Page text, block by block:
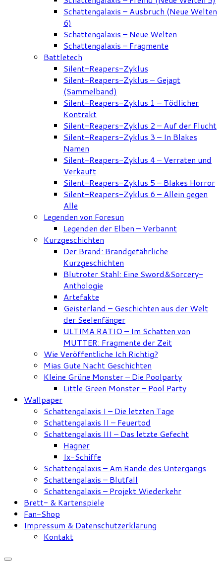
Schattengalaxis – Ausbruch (Neue Welten
6)
Schattengalaxis – Neue Welten
Schattengalaxis – Fragmente
Battletech
Silent-Reapers-Zyklus
Silent-Reapers-Zyklus – Gejagt
(Sammelband)
Silent-Reapers-Zyklus 1 – Tödlicher
Kontrakt
Silent-Reapers-Zyklus 2 – Auf der Flucht
Silent-Reapers-Zyklus 3 – In Blakes
Namen
Silent-Reapers-Zyklus 4 – Verraten und
Verkauft
Silent-Reapers-Zyklus 5 – Blakes Horror
Silent-Reapers-Zyklus 6 – Allein gegen
Alle
Legenden von Foresun
Legenden der Elben – Verbannt
Kurzgeschichten
Der Brand: Brandgefährliche
Kurzgeschichten
Blutroter Stahl: Eine Sword&Sorcery-
Anthologie
Artefakte
Geisterland – Geschichten aus der Welt
der Seelenfänger
ULTIMA RATIO – Im Schatten von
MUTTER: Fragmente der Zeit
Wie Veröffentliche Ich Richtig?
Mias Gute Nacht Geschichten
Kleine Grüne Monster – Die Poolparty
Little Green Monster – Pool Party
Wallpaper
Schattengalaxis I – Die letzten Tage
Schattengalaxis II – Feuertod
Schattengalaxis III – Das letzte Gefecht
Hagner
Ix-Schiffe
Schattengalaxis – Am Rande des Untergangs
Schattengalaxis – Blutfall
Schattengalaxis – Projekt Wiederkehr
Brett- & Kartenspiele
Fan-Shop
Impressum & Datenschutzerklärung
Kontakt